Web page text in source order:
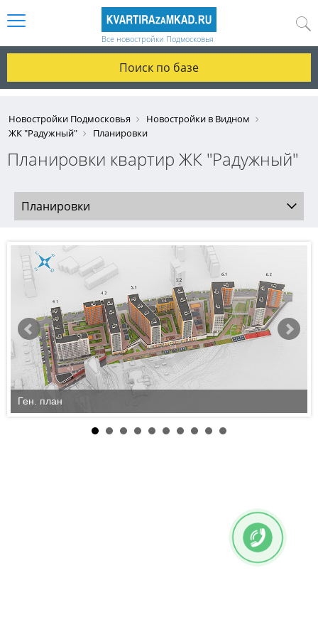
Все новостройки Подмосковья
Поиск по базе
Новостройки Подмосковья
Новостройки в Видном
ЖК "Радужный"
Планировки
Планировки квартир ЖК "Радужный"
Планировки
Ген. план